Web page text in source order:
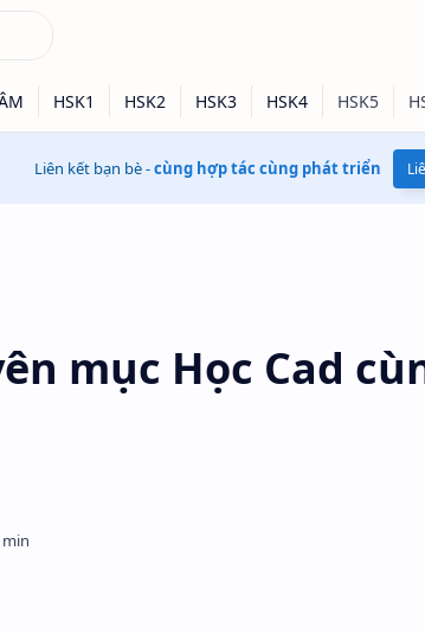
Liên kết bạn bè -cùng hợp tác cùng phát triển
mục Học Cad